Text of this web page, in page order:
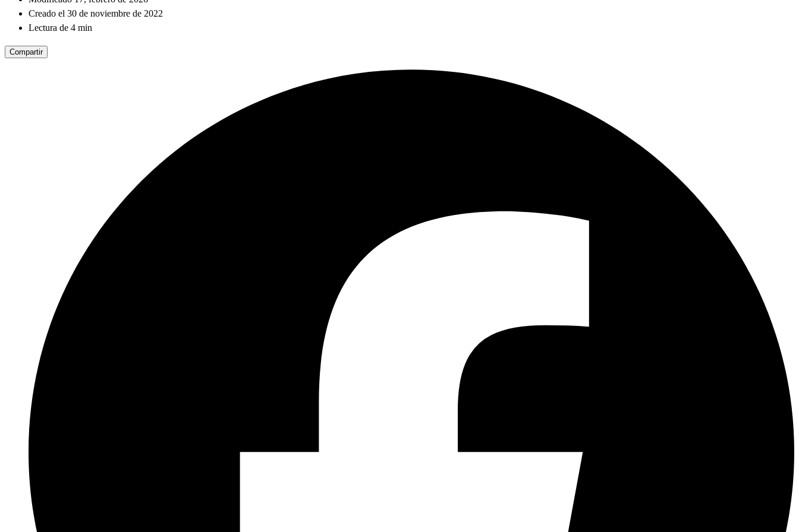
Creado el 30 de noviembre de 2022
Lectura de 4 min
Compartir